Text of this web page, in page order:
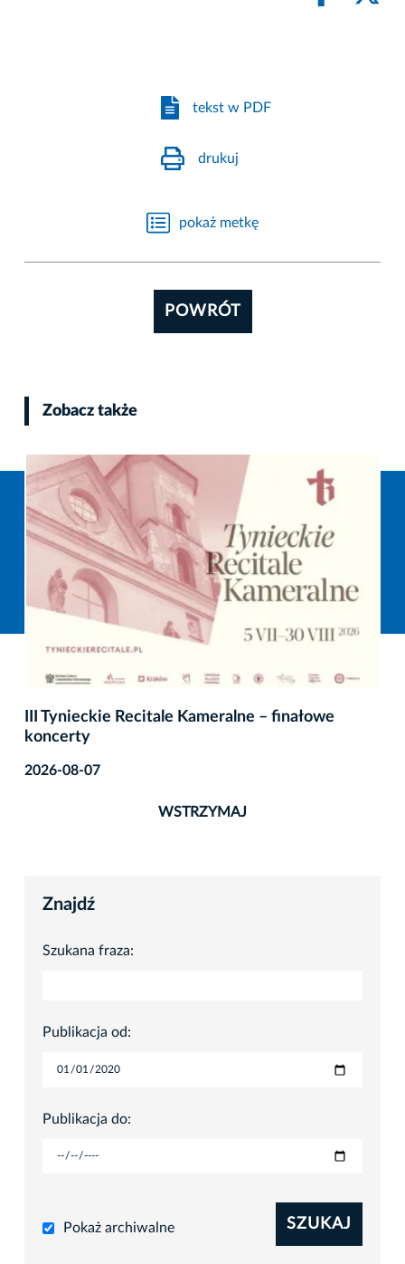
tekst w PDF
drukuj
pokaż metkę
POWRÓT
Zobacz także
III Tynieckie Recitale Kameralne – finałowe
koncerty
2026-08-07
WSTRZYMAJ
Znajdź
Szukana fraza:
Publikacja od:
Publikacja do:
Pokaż archiwalne SZUKAJ